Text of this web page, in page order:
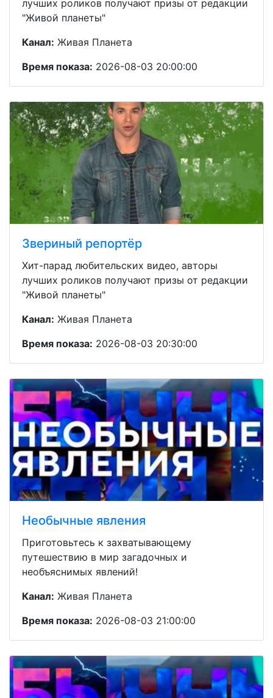
лучших роликов получают призы от редакции
"Живой планеты"
Канал: Живая Планета
Время показа: 2026-08-03 20:00:00
Звериный репортёр
Хит-парад любительских видео, авторы
лучших роликов получают призы от редакции
"Живой планеты"
Канал: Живая Планета
Время показа: 2026-08-03 20:30:00
Необычные явления
Приготовьтесь к захватывающему
путешествию в мир загадочных и
необъяснимых явлений!
Канал: Живая Планета
Время показа: 2026-08-03 21:00:00